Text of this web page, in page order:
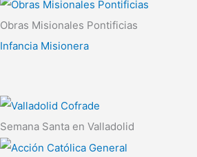
Obras Misionales Pontificias
Infancia Misionera
Semana Santa en Valladolid